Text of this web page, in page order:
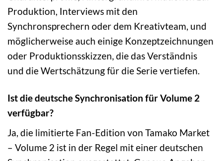
Produktion, Interviews mit den
Synchronsprechern oder dem Kreativteam, und
möglicherweise auch einige Konzeptzeichnungen
oder Produktionsskizzen, die das Verständnis
und die Wertschätzung für die Serie vertiefen.
Ist die deutsche Synchronisation für Volume 2
verfügbar?
Ja, die limitierte Fan-Edition von Tamako Market
– Volume 2 ist in der Regel mit einer deutschen